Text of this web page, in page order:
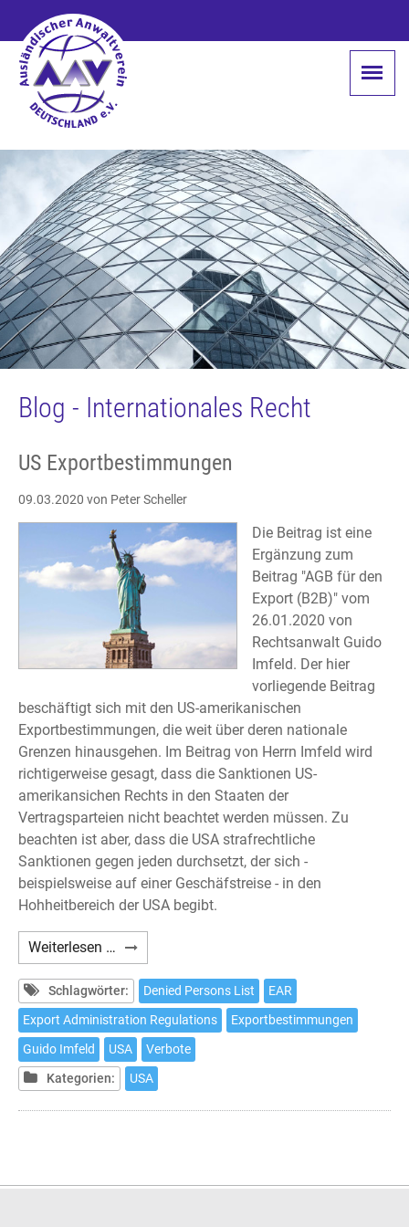
Blog - Internationales Recht
US Exportbestimmungen
09.03.2020 von Peter Scheller
Die Beitrag ist eine
Ergänzung zum
Beitrag "AGB für den
Export (B2B)" vom
26.01.2020 von
Rechtsanwalt Guido
Imfeld. Der hier
vorliegende Beitrag
beschäftigt sich mit den US-amerikanischen
Exportbestimmungen, die weit über deren nationale
Grenzen hinausgehen. Im Beitrag von Herrn Imfeld wird
richtigerweise gesagt, dass die Sanktionen US-
amerikansichen Rechts in den Staaten der
Vertragsparteien nicht beachtet werden müssen. Zu
beachten ist aber, dass die USA strafrechtliche
Sanktionen gegen jeden durchsetzt, der sich -
beispielsweise auf einer Geschäfstreise - in den
Hohheitbereich der USA begibt.
Weiterlesen … US
Exportbestimmungen
Schlagwörter: Denied Persons List
EAR
Export Administration Regulations
Exportbestimmungen
Guido Imfeld
USA
Verbote
Kategorien:
USA